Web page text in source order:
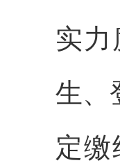
实力
生、
定